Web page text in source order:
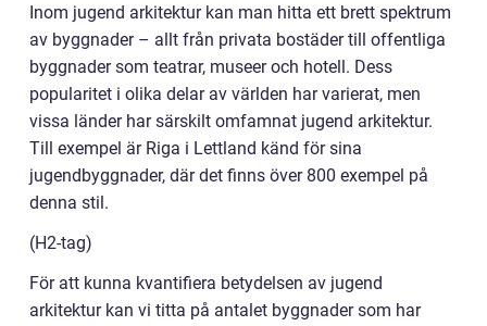
Inom jugend arkitektur kan man hitta ett brett spektrum
av byggnader – allt från privata bostäder till offentliga
byggnader som teatrar, museer och hotell. Dess
popularitet i olika delar av världen har varierat, men
vissa länder har särskilt omfamnat jugend arkitektur.
Till exempel är Riga i Lettland känd för sina
jugendbyggnader, där det finns över 800 exempel på
denna stil.
(H2-tag)
För att kunna kvantifiera betydelsen av jugend
arkitektur kan vi titta på antalet byggnader som har